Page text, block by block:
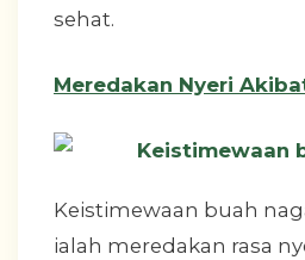
sehat.
Meredakan Nyeri
Keistimewaan buah
ialah meredakan rasa